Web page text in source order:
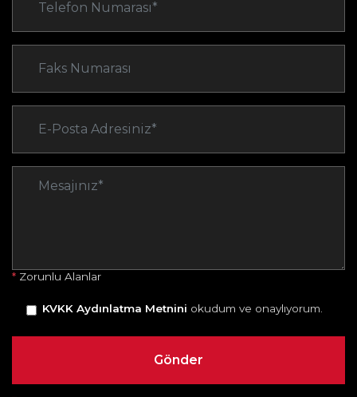
* Zorunlu Alanlar
KVKK Aydınlatma Metnini okudum ve onaylıyorum.